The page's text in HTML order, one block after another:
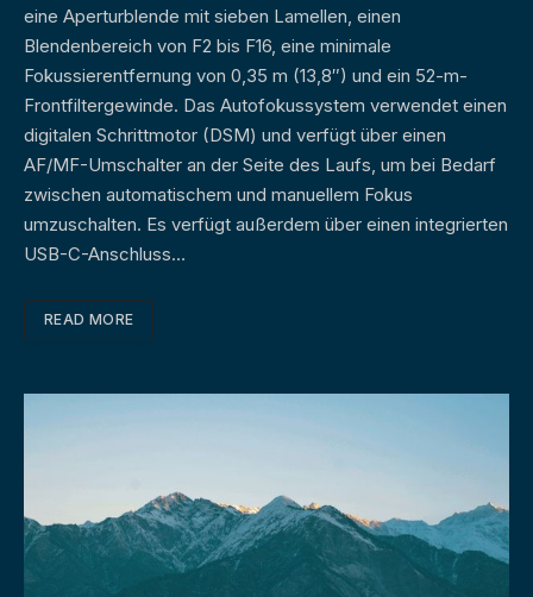
eine Aperturblende mit sieben Lamellen, einen
Blendenbereich von F2 bis F16, eine minimale
Fokussierentfernung von 0,35 m (13,8″) und ein 52-m-
Frontfiltergewinde. Das Autofokussystem verwendet einen
digitalen Schrittmotor (DSM) und verfügt über einen
AF/MF-Umschalter an der Seite des Laufs, um bei Bedarf
zwischen automatischem und manuellem Fokus
umzuschalten. Es verfügt außerdem über einen integrierten
USB-C-Anschluss…
READ MORE